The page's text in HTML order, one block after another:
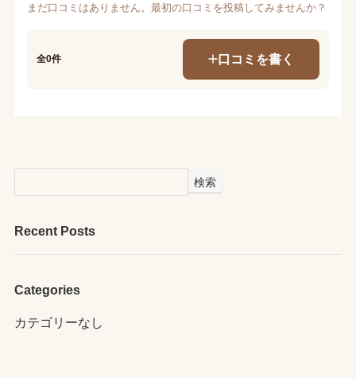
まだ口コミはありません。最初の口コミを投稿してみませんか？
全0件 口コミを書く
検索
Recent Posts
Categories
カテゴリーなし